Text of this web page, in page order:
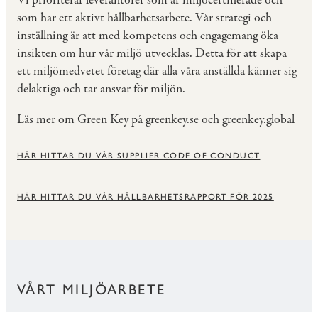
som har ett aktivt hållbarhetsarbete. Vår strategi och
inställning är att med kompetens och engagemang öka
insikten om hur vår miljö utvecklas. Detta för att skapa
ett miljömedvetet företag där alla våra anställda känner sig
delaktiga och tar ansvar för miljön.
Läs mer om Green Key pågreenkey.seochgreenkey.global
HÄR HITTAR DU VÅR SUPPLIER CODE OF CONDUCT
HÄR HITTAR DU VÅR HÅLLBARHETSRAPPORT FÖR 2025
VÅRT MILJÖARBETE